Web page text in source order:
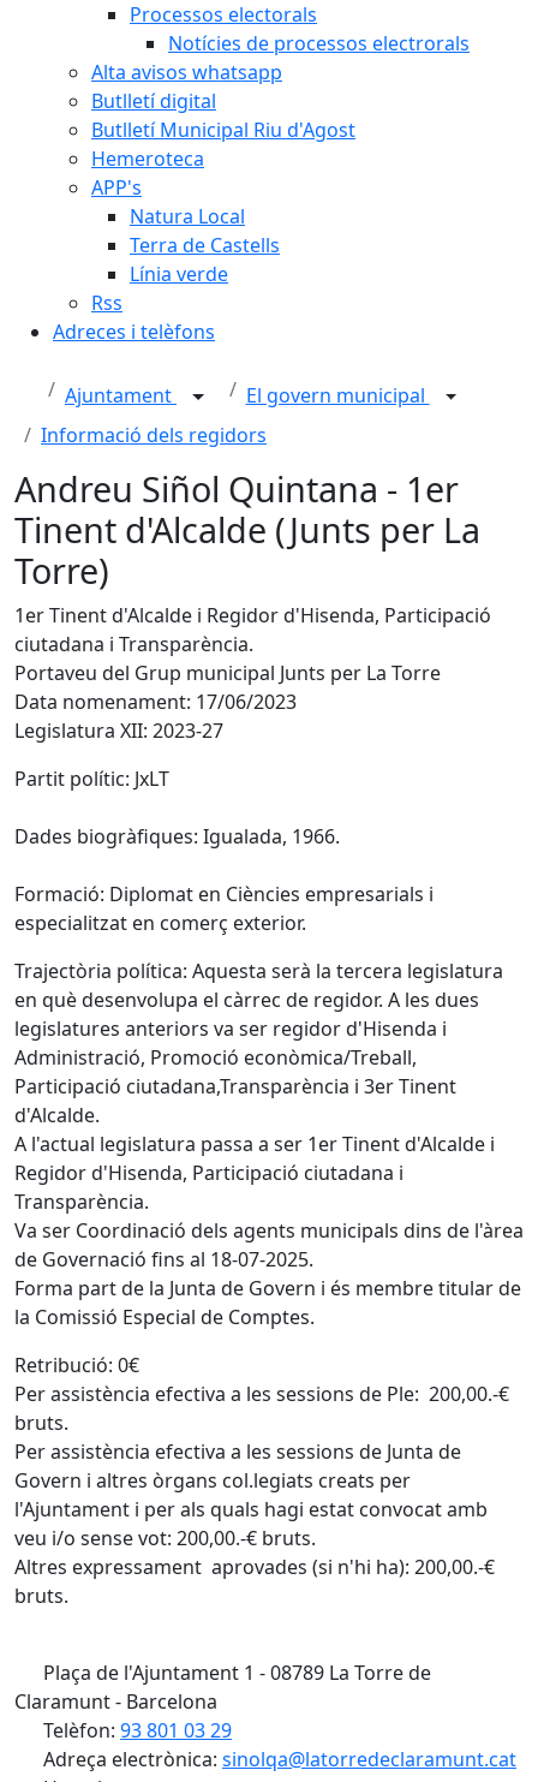
Processos electorals
Notícies de processos electrorals
Alta avisos whatsapp
Butlletí digital
Butlletí Municipal Riu d'Agost
Hemeroteca
APP's
Natura Local
Terra de Castells
Línia verde
Rss
Adreces i telèfons
Ajuntament
El govern municipal
Informació dels regidors
Andreu Siñol Quintana - 1er
Tinent d'Alcalde (Junts per La
Torre)
1er Tinent d'Alcalde i Regidor d'Hisenda, Participació
ciutadana i Transparència.
Portaveu del Grup municipal Junts per La Torre
Data nomenament: 17/06/2023
Legislatura XII: 2023-27
Partit polític: JxLT
Dades biogràfiques: Igualada, 1966.
Formació: Diplomat en Ciències empresarials i
especialitzat en comerç exterior.
Trajectòria política: Aquesta serà la tercera legislatura
en què desenvolupa el càrrec de regidor. A les dues
legislatures anteriors va ser regidor d'Hisenda i
Administració, Promoció econòmica/Treball,
Participació ciutadana,Transparència i 3er Tinent
d'Alcalde.
A l'actual legislatura passa a ser 1er Tinent d'Alcalde i
Regidor d'Hisenda, Participació ciutadana i
Transparència.
Va ser Coordinació dels agents municipals dins de l'àrea
de Governació fins al 18-07-2025.
Forma part de la Junta de Govern i és membre titular de
la Comissió Especial de Comptes.
Retribució: 0€
Per assistència efectiva a les sessions de Ple: 200,00.-€
bruts.
Per assistència efectiva a les sessions de Junta de
Govern i altres òrgans col.legiats creats per
l'Ajuntament i per als quals hagi estat convocat amb
veu i/o sense vot: 200,00.-€ bruts.
Altres expressament aprovades (si n'hi ha): 200,00.-€
bruts.
Plaça de l'Ajuntament 1 - 08789 La Torre de
Claramunt - Barcelona
Telèfon: 93 801 03 29
Adreça electrònica: sinolqa@latorredeclaramunt.cat